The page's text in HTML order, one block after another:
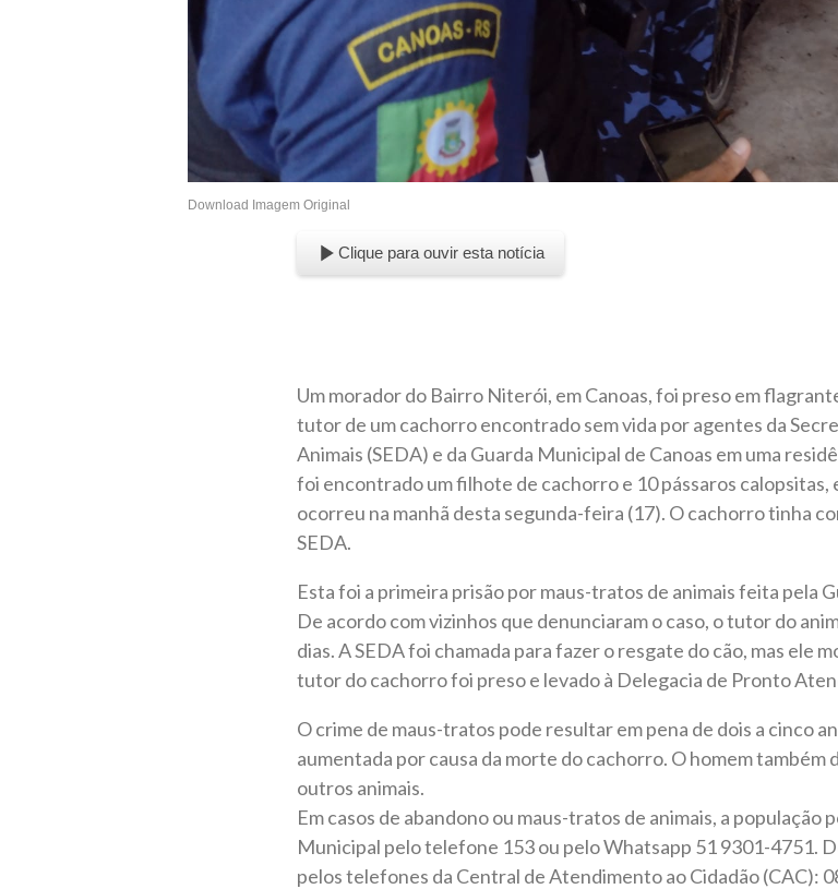
Download Imagem Original
Clique para ouvir esta notícia
Um morador do Bairro Niterói, em Canoas, foi preso em
tutor de um cachorro encontrado sem vida por agentes da
Animais (SEDA) e da Guarda Municipal de Canoas em uma
foi encontrado um filhote de cachorro e 10 pássaros calopsitas,
ocorreu na manhã desta segunda-feira (17). O cachorro tinha
SEDA.
Esta foi a primeira prisão por maus-tratos de animais feita pela
De acordo com vizinhos que denunciaram o caso, o tutor do
dias. A SEDA foi chamada para fazer o resgate do cão, mas ele
tutor do cachorro foi preso e levado à Delegacia de Pronto
O crime de maus-tratos pode resultar em pena de dois a cinco
aumentada por causa da morte do cachorro. O homem
outros animais.
Em casos de abandono ou maus-tratos de animais, a
Municipal pelo telefone 153 ou pelo Whatsapp 51 9301-4751.
pelos telefones da Central de Atendimento ao Cidadão (CAC):